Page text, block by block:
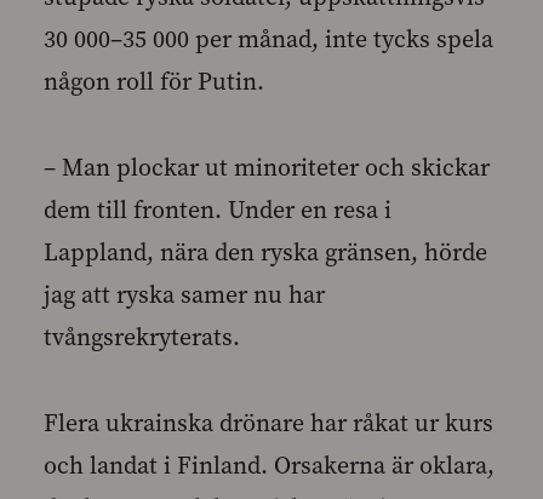
30 000–35 000 per månad, inte tycks spela
någon roll för Putin.
– Man plockar ut minoriteter och skickar
dem till fronten. Under en resa i
Lappland, nära den ryska gränsen, hörde
jag att ryska samer nu har
tvångsrekryterats.
Flera ukrainska drönare har råkat ur kurs
och landat i Finland. Orsakerna är oklara,